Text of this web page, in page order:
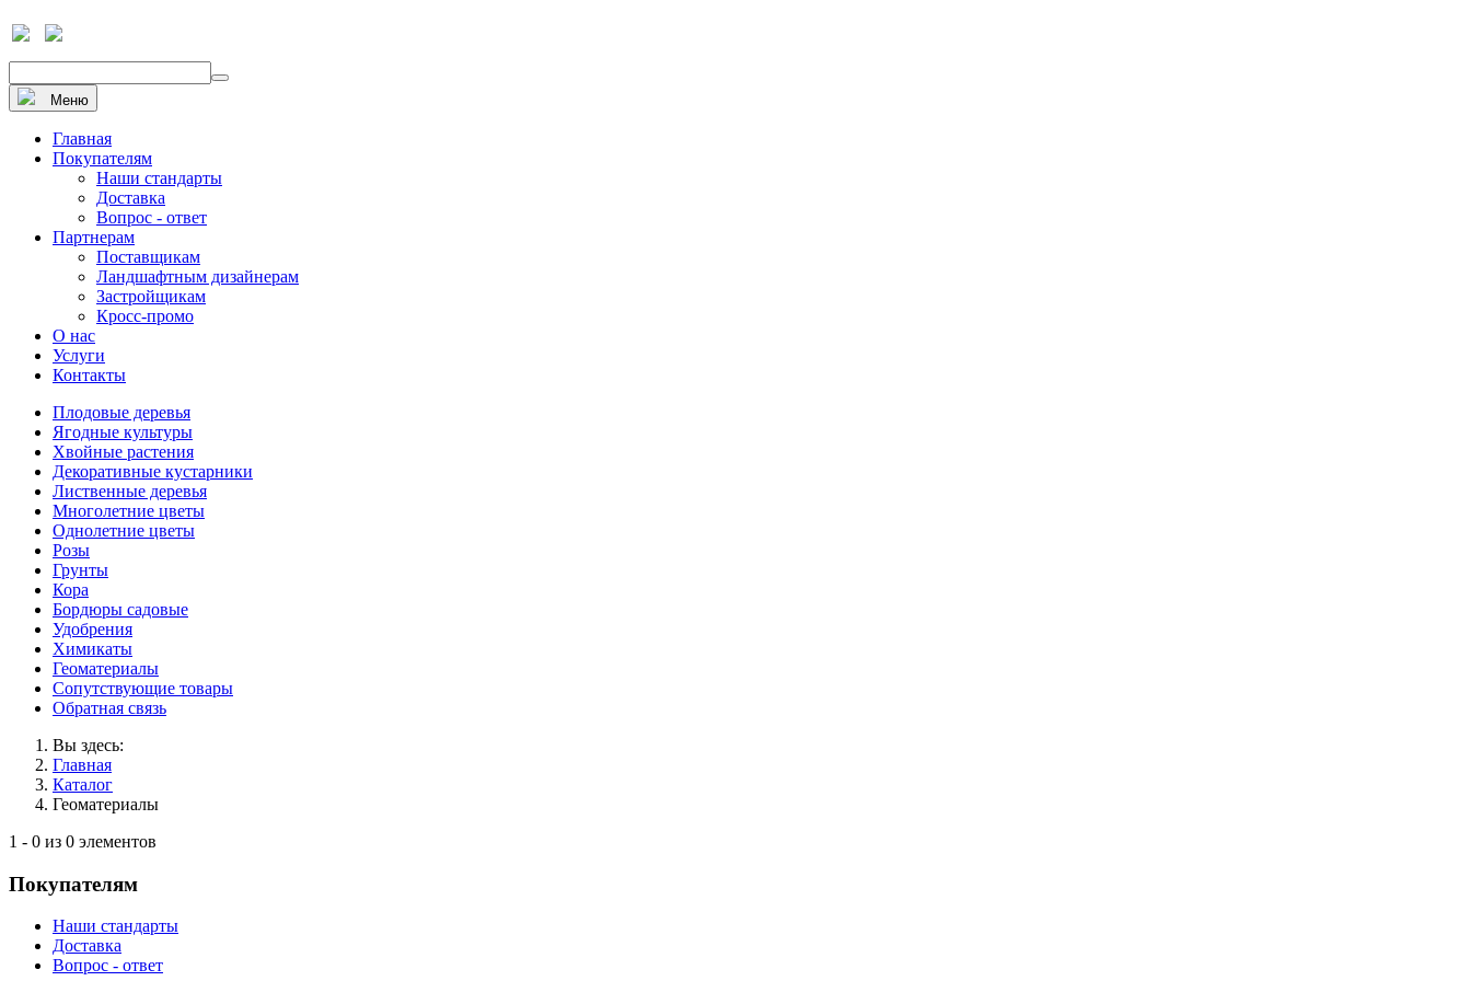
Меню
Главная
Покупателям
Наши стандарты
Доставка
Вопрос - ответ
Партнерам
Поставщикам
Ландшафтным дизайнерам
Застройщикам
Кросс-промо
О нас
Услуги
Контакты
Плодовые деревья
Ягодные культуры
Хвойные растения
Декоративные кустарники
Лиственные деревья
Многолетние цветы
Однолетние цветы
Розы
Грунты
Кора
Бордюры садовые
Удобрения
Химикаты
Геоматериалы
Сопутствующие товары
Обратная связь
Вы здесь:
Главная
Каталог
Геоматериалы
1 - 0 из 0 элементов
Покупателям
Наши стандарты
Доставка
Вопрос - ответ